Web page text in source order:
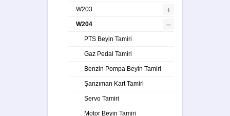
W203 +
W204 –
PTS Beyin Tamiri
Gaz Pedal Tamiri
Benzin Pompa Beyin Tamiri
Şanzıman Kart Tamiri
Servo Tamiri
Motor Beyin Tamiri